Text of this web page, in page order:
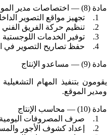
مادة (8) — اختصاصات مدير الموقع
مادة (9) — مساعدو الإنتاج
يقومون بتنفيذ المهام
ومدير الموقع.
مادة (10) — محاسب الإنتاج